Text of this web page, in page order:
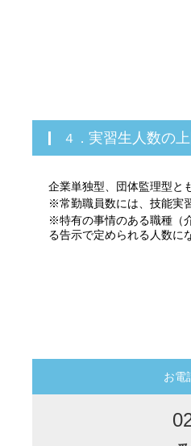
４．実習生人数の
企業単独型、団体監理型と
※常勤職員数には、技能実
※特有の事情のある職種（
る告示で定められる人数に
お電